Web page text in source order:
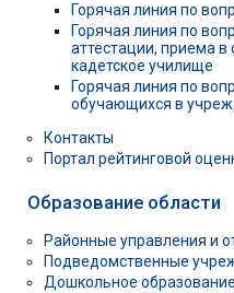
Горячая линия по
Горячая линия по
аттестации, приема
кадетское училище
Горячая линия по
обучающихся в
Контакты
Портал рейтинговой
Образование области
Районные управления и
Подведомственные
Дошкольное образование